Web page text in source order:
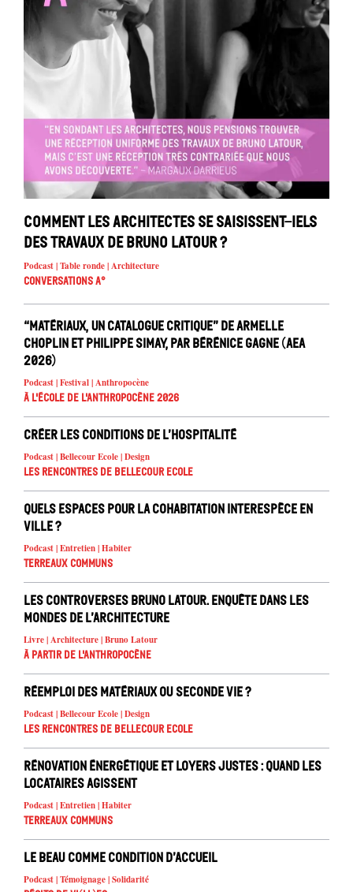
Comment les architectes se saisissent-iels
des travaux de Bruno Latour ?
Podcast | Table ronde | Architecture
Conversations A°
“Matériaux, un catalogue critique” de Armelle
Choplin et Philippe Simay, par Bérénice Gagne (AEA
2026)
Podcast | Festival | Anthropocène
À l'école de l'Anthropocène 2026
Créer les conditions de l’hospitalité
Podcast | Bellecour Ecole | Design
Les rencontres de Bellecour Ecole
Quels espaces pour la cohabitation interespèce en
ville ?
Podcast | Entretien | Habiter
Terreaux Communs
Les controverses Bruno Latour. Enquête dans les
mondes de l’architecture
Livre | Architecture | Bruno Latour
À partir de l'anthropocène
Réemploi des matériaux ou seconde vie ?
Podcast | Bellecour Ecole | Design
Les rencontres de Bellecour Ecole
Rénovation énergétique et loyers justes : quand les
locataires agissent
Podcast | Entretien | Habiter
Terreaux Communs
Le beau comme condition d’accueil
Podcast | Témoignage | Solidarité